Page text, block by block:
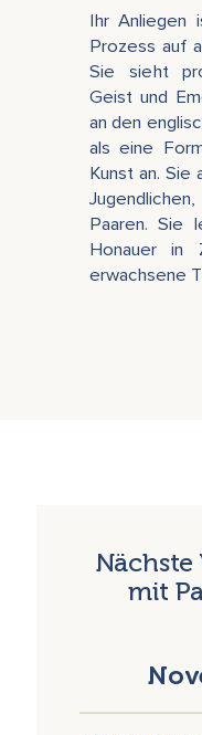
Ihr Anliegen
Prozess auf
Sie sieht
Geist und
an den
als eine
Kunst an. Sie
Paaren. Sie
Honauer in
erwachsene
mit